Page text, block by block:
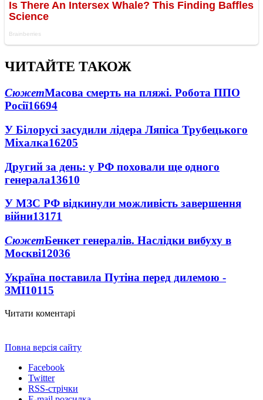
ЧИТАЙТЕ ТАКОЖ
СюжетМасова смерть на пляжі. Робота ППО
Росії16694
У Білорусі засудили лідера Ляпіса Трубецького
Міхалка16205
Другий за день: у РФ поховали ще одного
генерала13610
У МЗС РФ відкинули можливість завершення
війни13171
СюжетБенкет генералів. Наслідки вибуху в
Москві12036
Україна поставила Путіна перед дилемою -
ЗМІ10115
Читати коментарі
Повна версія сайту
Facebook
Twitter
RSS-стрічки